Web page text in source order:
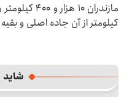
مازندران ۱۰
کیلومتر از آن جاده اصلی و
شاید